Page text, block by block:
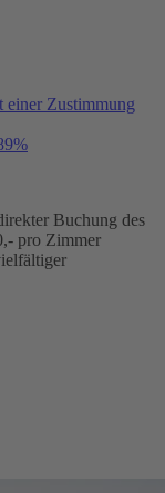
einer Zustimmung
Buchung des
pro Zimmer